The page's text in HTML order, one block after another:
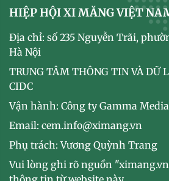
HIỆP HỘI XI MĂNG VIỆT
Địa chỉ: số 235 Nguyễn Trãi,
Hà Nội
TRUNG TÂM THÔNG TIN VÀ DỮ
CIDC
Vận hành: Công ty Gamma Media
Email: cem.info@ximang.vn
Phụ trách: Vương Quỳnh Trang
Vui lòng ghi rõ nguồn